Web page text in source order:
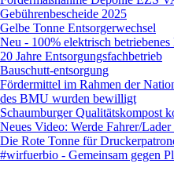
Gebührenbescheide 2025
Gelbe Tonne Entsorgerwechsel
Neu - 100% elektrisch
20 Jahre Entsorgungsfachbetrieb
Bauschutt-entsorgung
Fördermittel im Rahmen der
des BMU wurden bewilligt
Schaumburger Qualitätskompost
Neues Video: Werde Fahrer/
Die Rote Tonne für
#wirfuerbio - Gemeinsam gegen